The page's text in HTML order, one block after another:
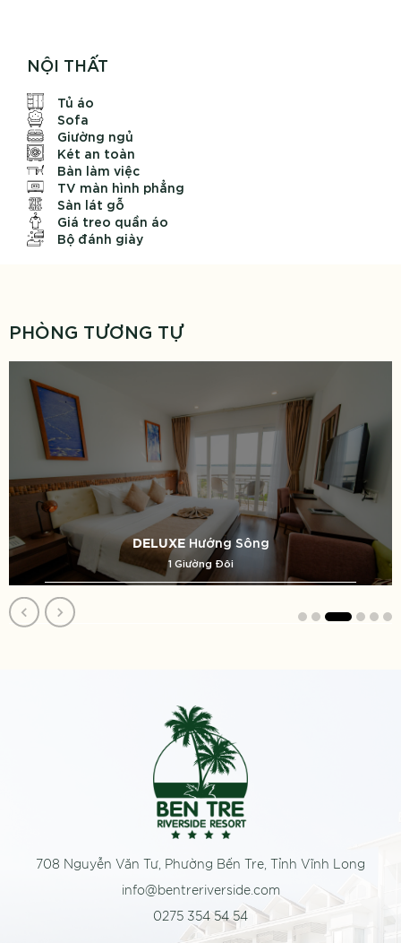
NỘI THẤT
Tủ áo
Sofa
Giường ngủ
Két an toàn
Bàn làm việc
TV màn hình phẳng
Sàn lát gỗ
Giá treo quần áo
Bộ đánh giày
PHÒNG TƯƠNG TỰ
DELUXEHướng Sông
1 Giường Đôi
708 Nguyễn Văn Tư, Phường Bến Tre, Tỉnh Vĩnh Long
info@bentreriverside.com
0275 354 54 54